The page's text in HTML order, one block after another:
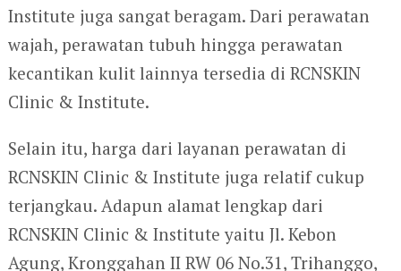
Institute juga sangat beragam. Dari perawatan
wajah, perawatan tubuh hingga perawatan
kecantikan kulit lainnya tersedia di RCNSKIN
Clinic & Institute.
Selain itu, harga dari layanan perawatan di
RCNSKIN Clinic & Institute juga relatif cukup
terjangkau. Adapun alamat lengkap dari
RCNSKIN Clinic & Institute yaitu Jl. Kebon
Agung, Kronggahan II RW 06 No.31, Trihanggo,